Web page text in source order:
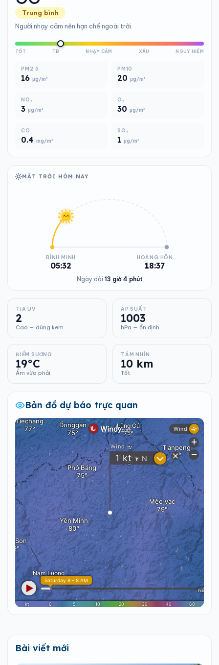
Trung bình
Người nhạy cảm nên hạn chế ngoài trời.
TỐT TB NHẠY CẢM XẤU NGUY HIỂM
PM2.5
16 µg/m³
PM10
20 µg/m³
NO₂
3 µg/m³
O₃
30 µg/m³
CO
0.4 mg/m³
SO₂
1 µg/m³
MẶT TRỜI HÔM NAY
BÌNH MINH
05:32
HOÀNG HÔN
18:37
Ngày dài 13 giờ 4 phút
TIA UV
2
Cao — dùng kem
ÁP SUẤT
1003
hPa — ổn định
ĐIỂM SƯƠNG
19°C
Ẩm vừa phải
TẦM NHÌN
10 km
Tốt
Bản đồ dự báo trực quan
Bài viết mới